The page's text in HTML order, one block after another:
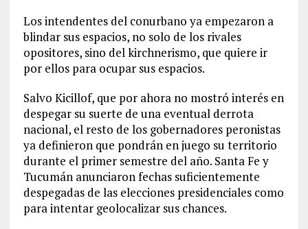
Los intendentes del conurbano ya empezaron a
blindar sus espacios, no solo de los rivales
opositores, sino del kirchnerismo, que quiere ir
por ellos para ocupar sus espacios.
Salvo Kicillof, que por ahora no mostró interés en
despegar su suerte de una eventual derrota
nacional, el resto de los gobernadores peronistas
ya definieron que pondrán en juego su territorio
durante el primer semestre del año. Santa Fe y
Tucumán anunciaron fechas suficientemente
despegadas de las elecciones presidenciales como
para intentar geolocalizar sus chances.